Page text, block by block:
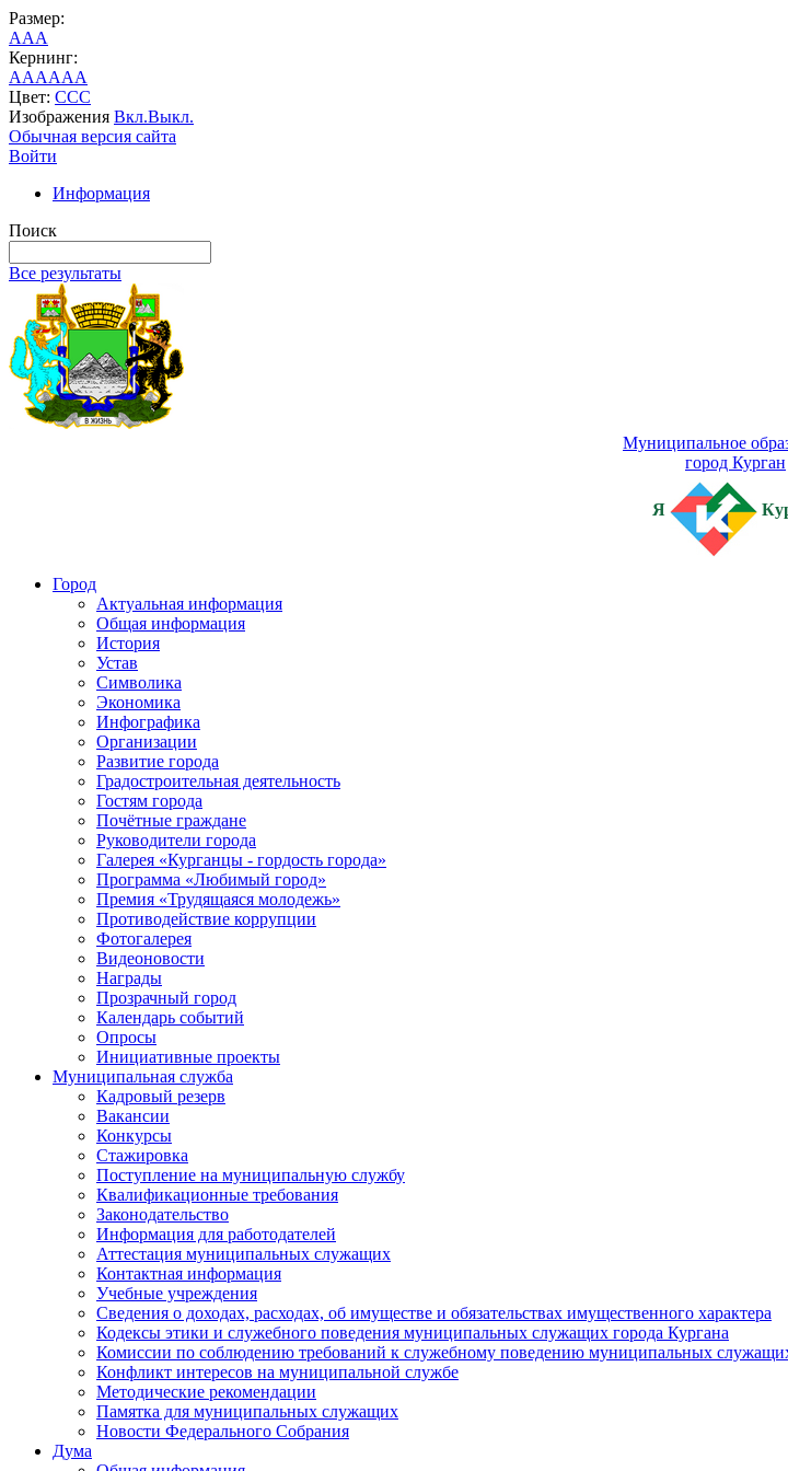
Размер:
AAA
Кернинг:
AAAAAA
Цвет: CCC
Изображения Вкл.Выкл.
Обычная версия сайта
Войти
Информация
Поиск
Все результаты
Муниципальное
город Курган
Я
Город
Актуальная информация
Общая информация
История
Устав
Символика
Экономика
Инфографика
Организации
Развитие города
Градостроительная деятельность
Гостям города
Почётные граждане
Руководители города
Галерея «Курганцы - гордость города»
Программа «Любимый город»
Премия «Трудящаяся молодежь»
Противодействие коррупции
Фотогалерея
Видеоновости
Награды
Прозрачный город
Календарь событий
Опросы
Инициативные проекты
Муниципальная служба
Кадровый резерв
Вакансии
Конкурсы
Стажировка
Поступление на муниципальную службу
Квалификационные требования
Законодательство
Информация для работодателей
Аттестация муниципальных служащих
Контактная информация
Учебные учреждения
Сведения о доходах, расходах, об имуществе и обязательствах имущественного характера
Кодексы этики и служебного поведения муниципальных служащих города Кургана
Комиссии по соблюдению требований к служебному поведению муниципальных
Конфликт интересов на муниципальной службе
Методические рекомендации
Памятка для муниципальных служащих
Новости Федерального Cобрания
Дума